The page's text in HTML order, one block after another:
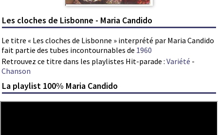
Les cloches de Lisbonne - Maria Candido
Le titre « Les cloches de Lisbonne » interprété par Maria Candido
fait partie des tubes incontournables de 1960
Retrouvez ce titre dans les playlistes Hit-parade : Variété -
Chanson
La playlist 100% Maria Candido